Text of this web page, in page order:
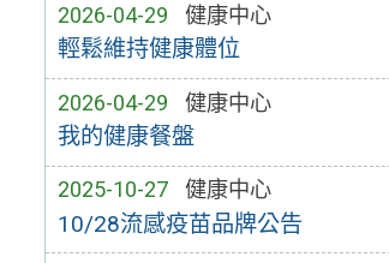
2026-04-29 健康中心
輕鬆維持健康體位
2026-04-29 健康中心
我的健康餐盤
2025-10-27 健康中心
10/28流感疫苗品牌公告